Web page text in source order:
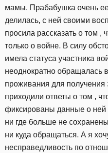
мамы. Прабабушка очень
делилась, с ней своими
просила рассказать о том ,
только о войне. В силу
имела статуса участника
неоднократно обращалась
проживания для получения
приходили ответы о том ,
фиксированы данные о ней
ни где больше не
ни куда обращаться. А я
несправедливость по